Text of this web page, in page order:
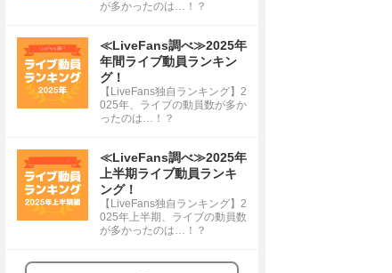
が多かったのは…！？
≪LiveFans調べ≫2025年
年間ライブ動員ランキン
グ！
【LiveFans独自ランキング】2
025年、ライブの動員数が多か
ったのは…！？
≪LiveFans調べ≫2025年
上半期ライブ動員ランキ
ング！
【LiveFans独自ランキング】2
025年上半期、ライブの動員数
が多かったのは…！？